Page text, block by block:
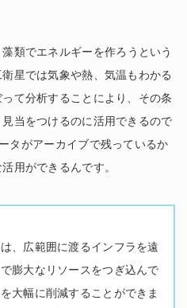
類でエネルギーを作ろうという
星では気象や熱、気温もわかる
て分析することにより、その条
当をつけるのに活用できるので
タがアーカイブで残っているか
用ができるんです。
、広範囲に渡るインフラを遠
膨大なリソースをつぎ込んで
大幅に削減することができま